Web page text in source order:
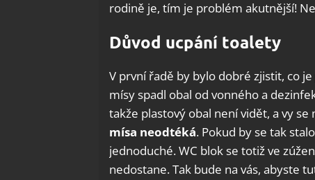
rodině je, tím je problém akutnější!
Důvod ucpání toalety
V první řadě by bylo dobré zjistit, co
mísy spadl obal od vonného a
takže plastový obal není vidět, a vy se
mísa neodtéká. Pokud by se tak
jednoduché. WC blok se totiž ve
nedostane. Tak bude na vás, abyste